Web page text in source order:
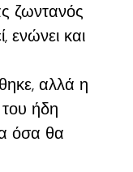
ζωντανός
ενώνει και
αλλά η
ήδη
όσα θα